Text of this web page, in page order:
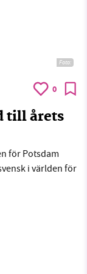
Foto:
0
till årets
för Potsdam
i världen för